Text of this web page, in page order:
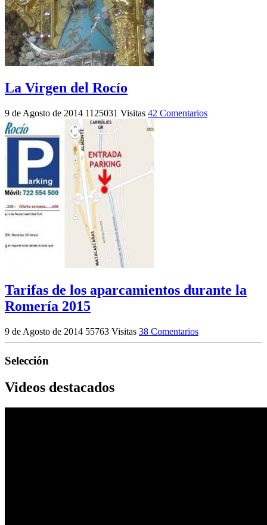
La Virgen del Rocío
9 de Agosto de 2014 1125031 Visitas 42 Comentarios
Tarifas de los aparcamientos durante la
Romería 2015
9 de Agosto de 2014 55763 Visitas 38 Comentarios
Selección
Videos destacados